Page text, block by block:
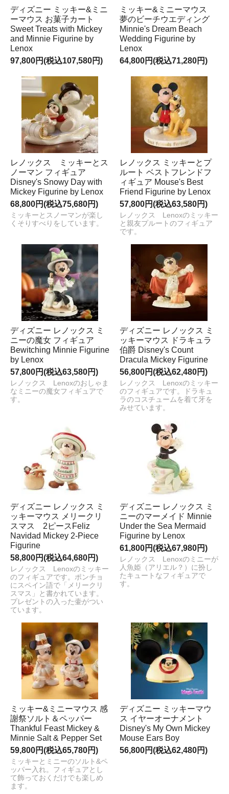
ディズニー ミッキー&ミニ
ーマウス お菓子カート
Sweet Treats with Mickey
and Minnie Figurine by
Lenox
97,800円(税込107,580円)
ミッキー&ミニーマウス
夢のビーチウエディング
Minnie's Dream Beach
Wedding Figurine by
Lenox
64,800円(税込71,280円)
レノックス ミッキーとス
ノーマン フィギュア
Disney's Snowy Day with
Mickey Figurine by Lenox
68,800円(税込75,680円)
ミッキーとスノーマンが楽し
くそりすべりをしています。
レノックス ミッキーとプ
ルート ベストフレンドフ
ィギュア Mouse's Best
Friend Figurine by Lenox
57,800円(税込63,580円)
レノックス Lenoxのミッキー
と親友プルートのフィギュア
です。
ディズニー レノックス ミ
ニーの魔女 フィギュア
Bewitching Minnie Figurine
by Lenox
57,800円(税込63,580円)
レノックス Lenoxのおしゃま
なミニーの魔女フィギュアで
す。
ディズニー レノックス ミ
ッキーマウス ドラキュラ
伯爵 Disney's Count
Dracula Mickey Figurine
56,800円(税込62,480円)
レノックス Lenoxのミッキー
のフィギュアです。ドラキュ
ラのコスチュームを着て牙を
みせています。
ディズニー レノックス ミ
ッキーマウス メリークリ
スマス 2ピースFeliz
Navidad Mickey 2-Piece
Figurine
58,800円(税込64,680円)
レノックス Lenoxのミッキー
のフィギュアです。ポンチョ
にスペイン語で「メリークリ
スマス」と書かれています。
プレゼントの入った壷がつい
ています。
ディズニー レノックス ミ
ニーのマーメイド Minnie
Under the Sea Mermaid
Figurine by Lenox
61,800円(税込67,980円)
レノックス Lenoxのミニーが
人魚姫（アリエル？）に扮し
たキュートなフィギュアで
す。
ミッキー&ミニーマウス 感
謝祭ソルト＆ペッパー
Thankful Feast Mickey &
Minnie Salt & Pepper Set
59,800円(税込65,780円)
ミッキーとミニーのソルト&ペ
ッパー入れ。フィギュアとし
て飾っておくだけでも楽しめ
ます。
ディズニー ミッキーマウ
ス イヤーオーナメント
Disney's My Own Mickey
Mouse Ears Boy
56,800円(税込62,480円)